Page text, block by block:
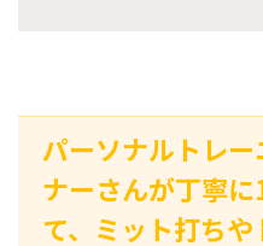
パーソナルトレ
ナーさんが丁寧
て、ミット打ち